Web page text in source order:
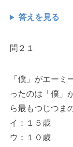
答えを見る
問２１
「僕」がエーミ
ったのは「僕」
ら最もつじつま
イ：１５歳
ウ：１０歳